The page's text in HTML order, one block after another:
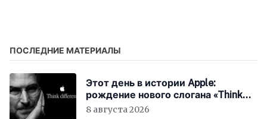
ПОСЛЕДНИЕ МАТЕРИАЛЫ
Этот день в истории Apple:
рождение нового слогана «Think
Different»
8 августа 2026